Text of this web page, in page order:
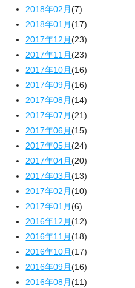
2018年02月(7)
2018年01月(17)
2017年12月(23)
2017年11月(23)
2017年10月(16)
2017年09月(16)
2017年08月(14)
2017年07月(21)
2017年06月(15)
2017年05月(24)
2017年04月(20)
2017年03月(13)
2017年02月(10)
2017年01月(6)
2016年12月(12)
2016年11月(18)
2016年10月(17)
2016年09月(16)
2016年08月(11)